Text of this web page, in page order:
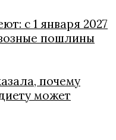
с 1 января 2027
пошлины
почему
может